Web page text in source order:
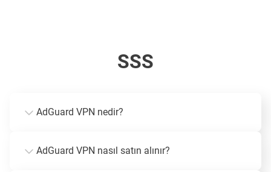
SSS
AdGuard VPN nedir?
AdGuard VPN nasıl satın alınır?